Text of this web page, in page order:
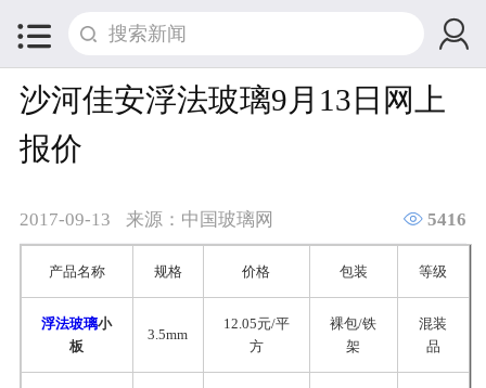
 
沙河佳安浮法玻璃9月13日网上
报价
2017-09-13 来源：中国玻璃网  5416
产品名称 规格 价格 包装 等级
浮法玻璃小
板
3.5mm
12.05元/平
方
裸包/铁
架
混装
品